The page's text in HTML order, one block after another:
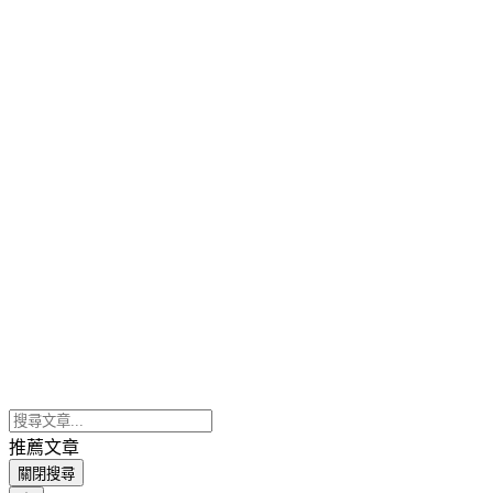
推薦文章
關閉搜尋